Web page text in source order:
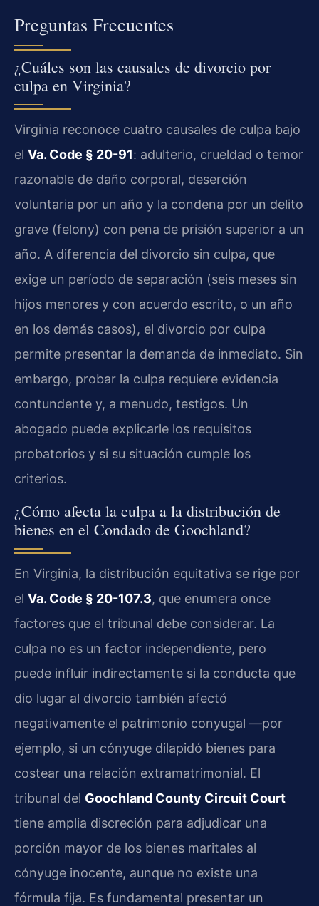
Preguntas Frecuentes
¿Cuáles son las causales de divorcio por
culpa en Virginia?
Virginia reconoce cuatro causales de culpa bajo
el Va. Code § 20-91: adulterio, crueldad o temor
razonable de daño corporal, deserción
voluntaria por un año y la condena por un delito
grave (felony) con pena de prisión superior a un
año. A diferencia del divorcio sin culpa, que
exige un período de separación (seis meses sin
hijos menores y con acuerdo escrito, o un año
en los demás casos), el divorcio por culpa
permite presentar la demanda de inmediato. Sin
embargo, probar la culpa requiere evidencia
contundente y, a menudo, testigos. Un
abogado puede explicarle los requisitos
probatorios y si su situación cumple los
criterios.
¿Cómo afecta la culpa a la distribución de
bienes en el Condado de Goochland?
En Virginia, la distribución equitativa se rige por
el Va. Code § 20-107.3, que enumera once
factores que el tribunal debe considerar. La
culpa no es un factor independiente, pero
puede influir indirectamente si la conducta que
dio lugar al divorcio también afectó
negativamente el patrimonio conyugal —por
ejemplo, si un cónyuge dilapidó bienes para
costear una relación extramatrimonial. El
tribunal del Goochland County Circuit Court
tiene amplia discreción para adjudicar una
porción mayor de los bienes maritales al
cónyuge inocente, aunque no existe una
fórmula fija. Es fundamental presentar un